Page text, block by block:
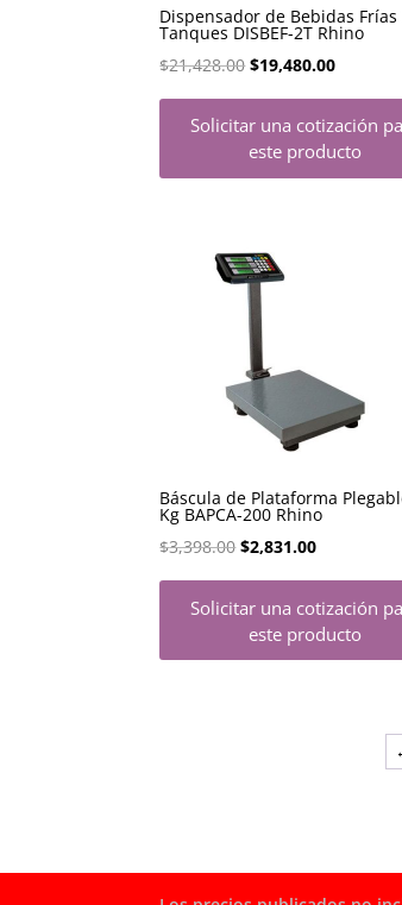
Dispensador de Bebidas Frías
Tanques DISBEF-2T Rhino
$21,428.00El
precio
original
era:
$19,480.00El
precio
actual
es:
Solicitar una cotización
este producto
Báscula de Plataforma
Kg BAPCA-200 Rhino
$3,398.00El
precio
original
era:
$2,831.00El
precio
actual
es:
Solicitar una cotización
este producto